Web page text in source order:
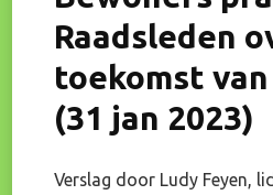
Raadsleden
toekomst
(31 jan 2023)
Verslag door Ludy Feyen,